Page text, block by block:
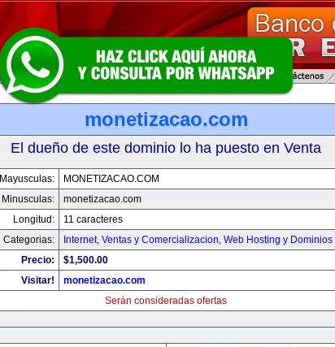
monetizacao.com
El dueño de este dominio lo ha puesto en Venta
Mayusculas:
MONETIZACAO.COM
Minusculas:
monetizacao.com
Longitud:
11 caracteres
Categorias:
Internet, Ventas y Comercializacion, Web Hosting y Dominios
Precio:
$1,500.00
Visitar!
monetizacao.com
Serán consideradas ofertas